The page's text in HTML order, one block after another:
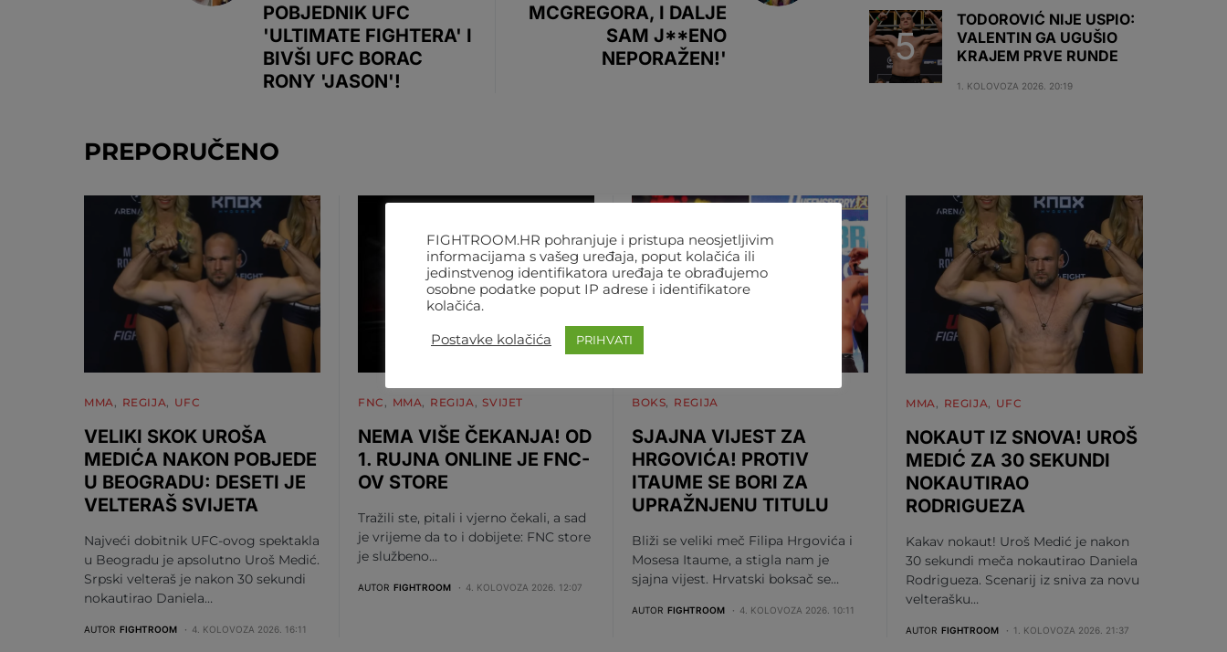
POBJEDNIK UFC
'ULTIMATE FIGHTERA' I
BIVŠI UFC BORAC
RONY 'JASON'!
MCGREGORA, I DALJE
SAM J**ENO
NEPORAŽEN!'
TODOROVIĆ NIJE USPIO:
VALENTIN GA UGUŠIO
KRAJEM PRVE RUNDE
1. KOLOVOZA 2026. 20:19
PREPORUČENO
MMA REGIJA UFC
VELIKI SKOK UROŠA
MEDIĆA NAKON POBJEDE
U BEOGRADU: DESETI JE
VELTERAŠ SVIJETA
Najveći dobitnik UFC-ovog spektakla
u Beogradu je apsolutno Uroš Medić.
Srpski velteraš je nakon 30 sekundi
nokautirao Daniela…
AUTOR FIGHTROOM 4. KOLOVOZA 2026. 16:11
FNC MMA REGIJA SVIJET
NEMA VIŠE ČEKANJA! OD
1. RUJNA ONLINE JE FNC-
OV STORE
Tražili ste, pitali i vjerno čekali, a sad
je vrijeme da to i dobijete: FNC store
je službeno…
AUTOR FIGHTROOM 4. KOLOVOZA 2026. 12:07
BOKS REGIJA
SJAJNA VIJEST ZA
HRGOVIĆA! PROTIV
ITAUME SE BORI ZA
UPRAŽNJENU TITULU
Bliži se veliki meč Filipa Hrgovića i
Mosesa Itaume, a stigla nam je
sjajna vijest. Hrvatski boksač se…
AUTOR FIGHTROOM 4. KOLOVOZA 2026. 10:11
MMA REGIJA UFC
NOKAUT IZ SNOVA! UROŠ
MEDIĆ ZA 30 SEKUNDI
NOKAUTIRAO
RODRIGUEZA
Kakav nokaut! Uroš Medić je nakon
30 sekundi meča nokautirao Daniela
Rodrigueza. Scenarij iz sniva za novu
velterašku…
AUTOR FIGHTROOM 1. KOLOVOZA 2026. 21:37
FIGHTROOM.HR pohranjuje i pristupa neosjetljivim
informacijama s vašeg uređaja, poput kolačića ili
jedinstvenog identifikatora uređaja te obrađujemo
osobne podatke poput IP adrese i identifikatore
kolačića.
Postavke kolačića PRIHVATI